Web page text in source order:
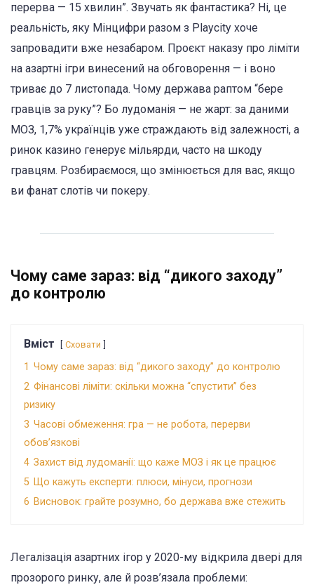
перерва — 15 хвилин”. Звучать як фантастика? Ні, це
реальність, яку Мінцифри разом з Playcity хоче
запровадити вже незабаром. Проєкт наказу про ліміти
на азартні ігри винесений на обговорення — і воно
триває до 7 листопада. Чому держава раптом “бере
гравців за руку”? Бо лудоманія — не жарт: за даними
МОЗ, 1,7% українців уже страждають від залежності, а
ринок казино генерує мільярди, часто на шкоду
гравцям. Розбираємося, що змінюється для вас, якщо
ви фанат слотів чи покеру.
Чому саме зараз: від “дикого заходу”
до контролю
Вміст Сховати
1 Чому саме зараз: від “дикого заходу” до контролю
2 Фінансові ліміти: скільки можна “спустити” без
ризику
3 Часові обмеження: гра — не робота, перерви
обов’язкові
4 Захист від лудоманії: що каже МОЗ і як це працює
5 Що кажуть експерти: плюси, мінуси, прогнози
6 Висновок: грайте розумно, бо держава вже стежить
Легалізація азартних ігор у 2020-му відкрила двері для
прозорого ринку, але й розв’язала проблеми: